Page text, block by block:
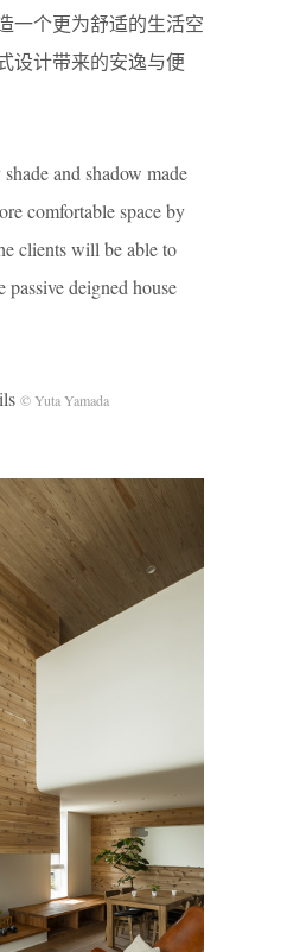
一个更为舒适的生活空
设计带来的安逸与便
and shadow made
comfortable space by
clients will be able to
deigned house
© Yuta Yamada